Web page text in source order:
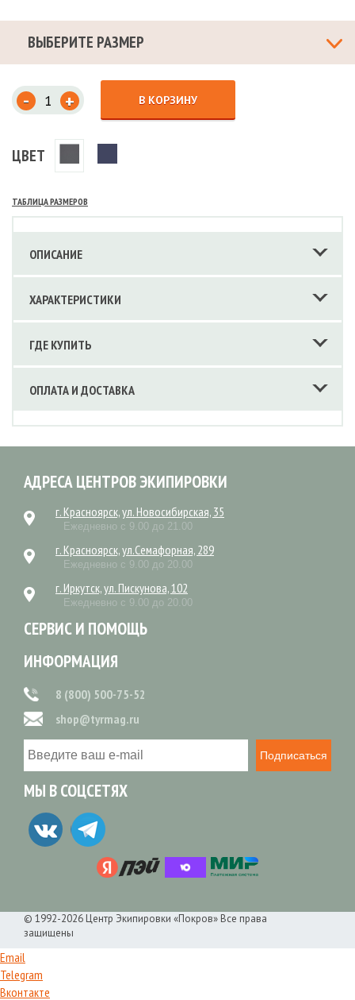
ВЫБЕРИТЕ РАЗМЕР
- + В КОРЗИНУ
ЦВЕТ
ТАБЛИЦА РАЗМЕРОВ
ОПИСАНИЕ
ХАРАКТЕРИСТИКИ
ГДЕ КУПИТЬ
ОПЛАТА И ДОСТАВКА
АДРЕСА ЦЕНТРОВ ЭКИПИРОВКИ
г. Красноярск, ул. Новосибирская, 35
Ежедневно с 9.00 до 21.00
г. Красноярск, ул.Семафорная, 289
Ежедневно с 9.00 до 20.00
г. Иркутск, ул. Пискунова, 102
Ежедневно с 9.00 до 20.00
СЕРВИС И ПОМОЩЬ
ИНФОРМАЦИЯ
8 (800) 500-75-52
shop@tyrmag.ru
Подписаться
МЫ В СОЦСЕТЯХ
© 1992-2026 Центр Экипировки «Покров» Все права
защищены
Email
Telegram
Вконтакте